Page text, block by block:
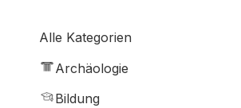
Alle Kategorien
Archäologie
Bildung